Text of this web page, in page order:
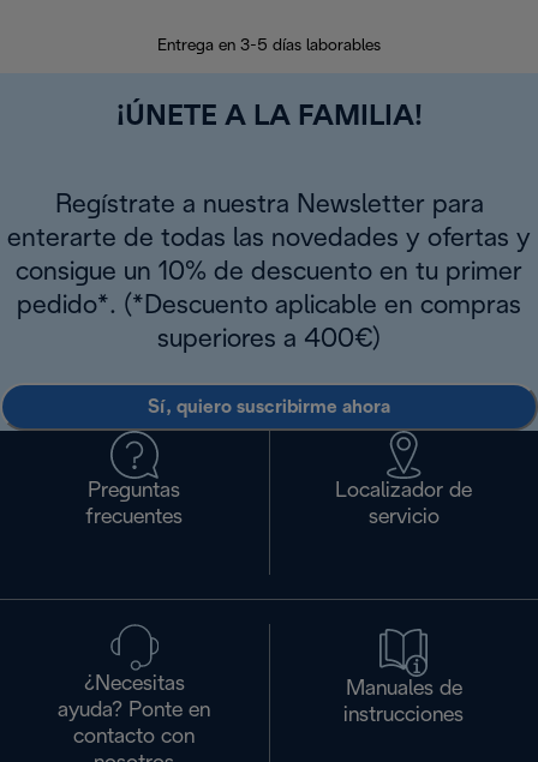
Entrega en 3-5 días laborables
¡ÚNETE A LA FAMILIA!
Regístrate a nuestra Newsletter para
enterarte de todas las novedades y ofertas y
consigue un 10% de descuento en tu primer
pedido*. (*Descuento aplicable en compras
superiores a 400€)
Sí, quiero suscribirme ahora
Preguntas
frecuentes
Localizador de
servicio
¿Necesitas
ayuda? Ponte en
contacto con
Manuales de
instrucciones